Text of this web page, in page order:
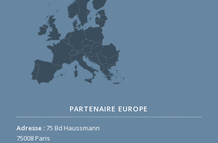
PARTENAIRE EUROPE
Adresse :75 Bd Haussmann
75008 Paris